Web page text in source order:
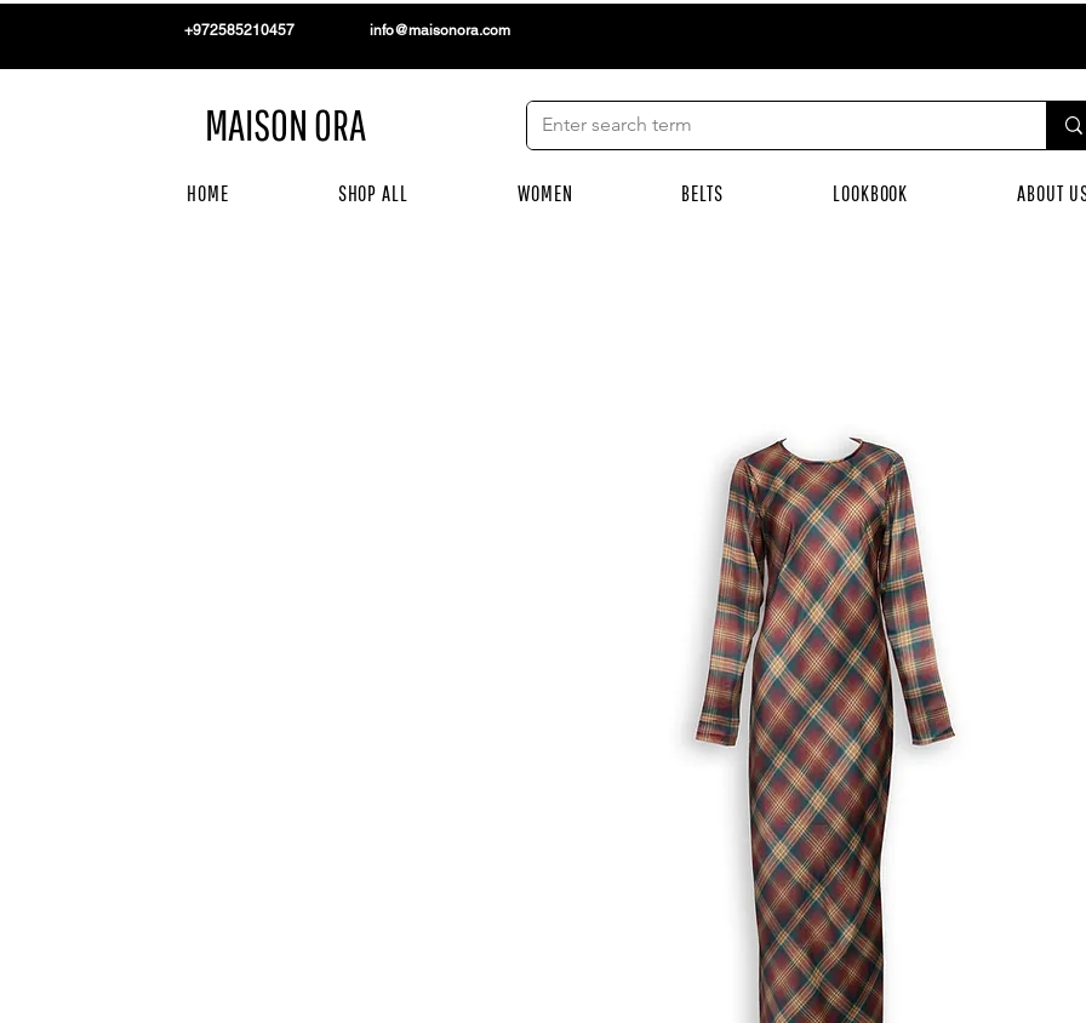
+972585210457 info@maisonora.com
MAISON ORA
HOME SHOP ALL WOMEN BELTS LOOKBOOK ABOUT